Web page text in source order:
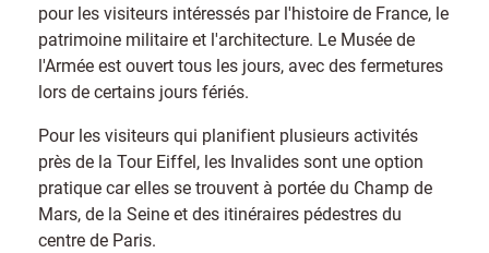
pour les visiteurs intéressés par l'histoire de France, le
patrimoine militaire et l'architecture. Le Musée de
l'Armée est ouvert tous les jours, avec des fermetures
lors de certains jours fériés.
Pour les visiteurs qui planifient plusieurs activités
près de la Tour Eiffel, les Invalides sont une option
pratique car elles se trouvent à portée du Champ de
Mars, de la Seine et des itinéraires pédestres du
centre de Paris.